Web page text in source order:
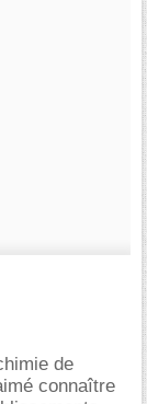
de
connaître